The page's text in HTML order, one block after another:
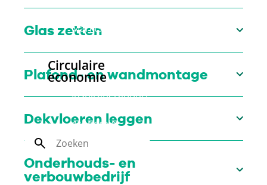
Marktsegment
Circulaire
economie
Inspiratierapport
economie
Zoek
Glas zetten
Plafond- en wandmontage
Dekvloeren leggen
Onderhouds- en
verbouwbedrijf